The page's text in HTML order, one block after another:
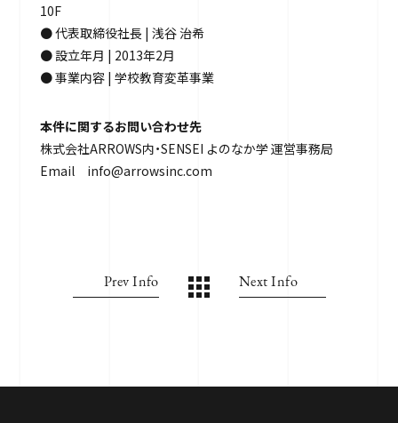
10F
● 代表取締役社長 | 浅谷 治希
● 設立年月 | 2013年2月
● 事業内容 | 学校教育変革事業
本件に関するお問い合わせ先
株式会社ARROWS内・SENSEI よのなか学 運営事務局
Email info@arrowsinc.com
Prev Info Next Info